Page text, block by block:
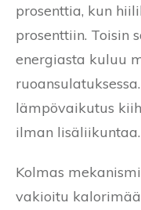
prosenttia, kun
prosenttiin. Toisin
energiasta kuluu
lämpövaikutus
ilman lisäliikuntaa.
Kolmas
vakioitu